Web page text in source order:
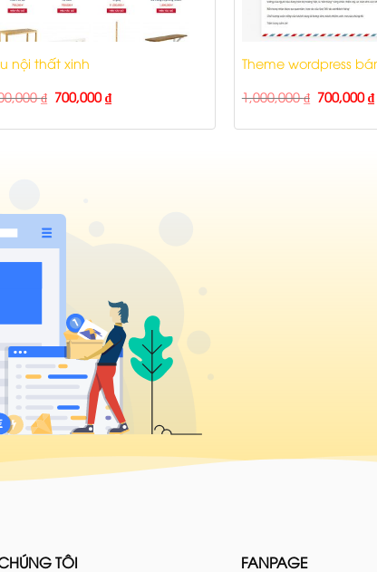
nội thất xinh
₫ 700,000₫
Theme wordpress
1,000,000₫ 700,000₫
TÔI FANPAGE